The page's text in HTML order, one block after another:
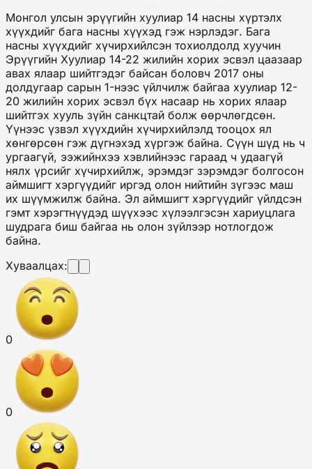
Монгол улсын эрүүгийн хуулиар 14 насны хүртэлх
хүүхдийг бага насны хүүхэд гэж нэрлэдэг. Бага
насны хүүхдийг хүчирхийлсэн тохиолдолд хуучин
Эрүүгийн Хуулиар 14-22 жилийн хорих эсвэл цаазаар
авах ялаар шийтгэдэг байсан боловч 2017 оны
долдугаар сарын 1-нээс үйлчилж байгаа хуулиар 12-
20 жилийн хорих эсвэл бүх насаар нь хорих ялаар
шийтгэх хууль зүйн санкцтай болж өөрчлөгдсөн.
Үүнээс үзвэл хүүхдийн хүчирхийлэлд тооцох ял
хөнгөрсөн гэж дүгнэхэд хүргэж байна. Сүүн шүд нь ч
ургаагүй, ээжийнхээ хэвлийнээс гараад ч удаагүй
нялх үрсийг хүчирхийлж, эрэмдэг зэрэмдэг болгосон
аймшигт хэргүүдийг иргэд олон нийтийн зүгээс маш
их шүүмжилж байна. Эл аймшигт хэргүүдийг үйлдсэн
гэмт хэрэгтнүүдэд шүүхээс хүлээлгэсэн хариуцлага
шудрага биш байгаа нь олон зүйлээр нотлогдож
байна.
Хуваалцах:
0
0